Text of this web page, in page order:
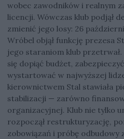
wobec zawodników i realnym
licencji. Wówczas klub podjął
zmienić jego losy: 26
Wróbel objął funkcję prezesa
jego staraniom klub przetrwał.
się dopiąć budżet,
wystartować w najwyższej
kierownictwem Stal stawiała
stabilizacji — zarówno
organizacyjnej. Klub nie tylko
rozpoczął restrukturyzację,
zobowiązań i próbę odbudowy